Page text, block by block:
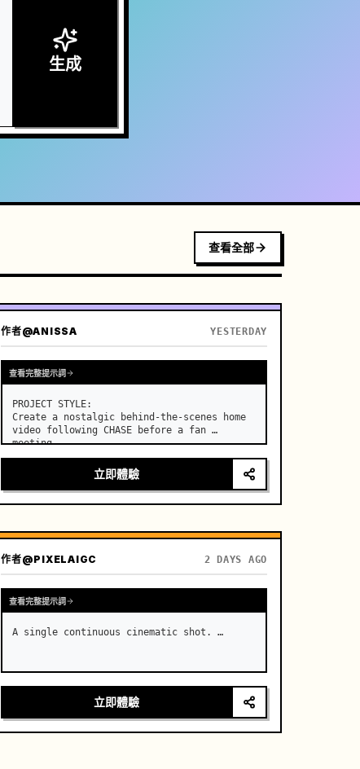
生成
查看全部
作者@ANISSA YESTERDAY
查看完整提示詞
PROJECT STYLE:
Create a nostalgic behind-the-scenes home
video following CHASE before a fan
meeting. …
立即體驗
作者@PIXELAIGC 2 DAYS AGO
查看完整提示詞
A single continuous cinematic shot. …
立即體驗